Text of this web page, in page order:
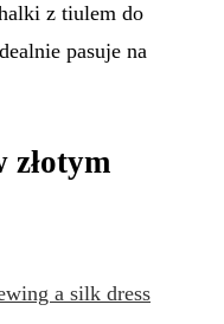
z tiulem do
pasuje na
złotym